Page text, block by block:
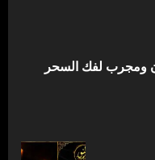
ومجرب لفك السحر